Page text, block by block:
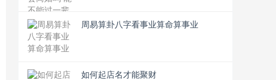
周易算卦八字看事业算命算事业
如何起店名才能聚财